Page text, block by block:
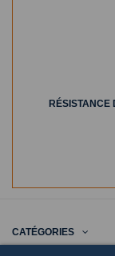
NOUS CONTACTER